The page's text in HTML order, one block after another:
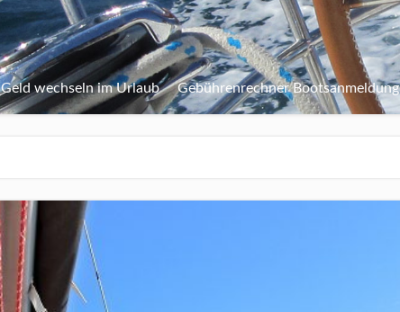
Geld wechseln im Urlaub Gebührenrechner Bootsanmeldung